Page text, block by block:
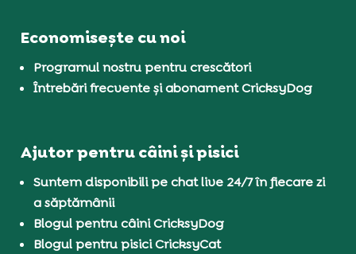
Economisește cu noi
Programul nostru pentru crescători
Întrebări frecvente și abonament CricksyDog
Ajutor pentru câini și pisici
Suntem disponibili pe chat live 24/7 în fiecare zi
a săptămânii
Blogul pentru câini CricksyDog
Blogul pentru pisici CricksyCat